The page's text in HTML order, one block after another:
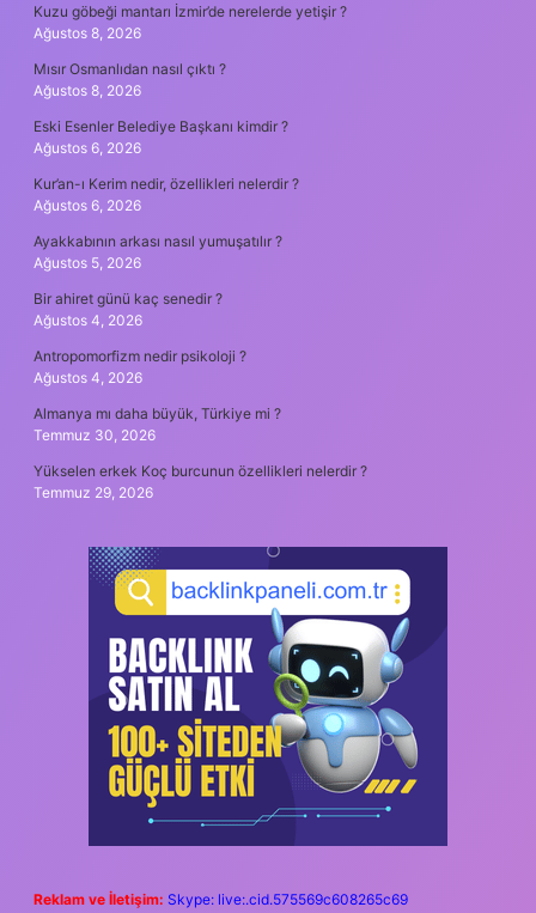
Kuzu göbeği mantarı İzmir’de nerelerde yetişir ?
Ağustos 8, 2026
Mısır Osmanlıdan nasıl çıktı ?
Ağustos 8, 2026
Eski Esenler Belediye Başkanı kimdir ?
Ağustos 6, 2026
Kur’an-ı Kerim nedir, özellikleri nelerdir ?
Ağustos 6, 2026
Ayakkabının arkası nasıl yumuşatılır ?
Ağustos 5, 2026
Bir ahiret günü kaç senedir ?
Ağustos 4, 2026
Antropomorfizm nedir psikoloji ?
Ağustos 4, 2026
Almanya mı daha büyük, Türkiye mi ?
Temmuz 30, 2026
Yükselen erkek Koç burcunun özellikleri nelerdir ?
Temmuz 29, 2026
Reklam ve İletişim: Skype: live:.cid.575569c608265c69